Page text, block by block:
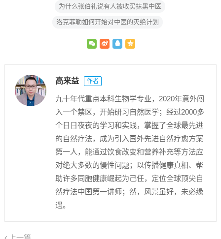
为什么张伯礼说有人被收买抹黑中医
洛克菲勒如何开始对中医的灭绝计划
高来益 作者
九十年代重点本科生物学专业，2020年意外闯
入一个禁区，开始研习自然医学；经过2000多
个日日夜夜的学习和实践，掌握了全球最先进
的自然疗法，成为引入国外先进自然疗愈方案
第一人，能通过饮食改变和营养补充等方法应
对绝大多数的慢性问题；以传播健康真相、帮
助许多同胞健康崛起为己任，定位全球顶尖自
然疗法中国第一讲师；然，风景虽好，未必缘
遇。